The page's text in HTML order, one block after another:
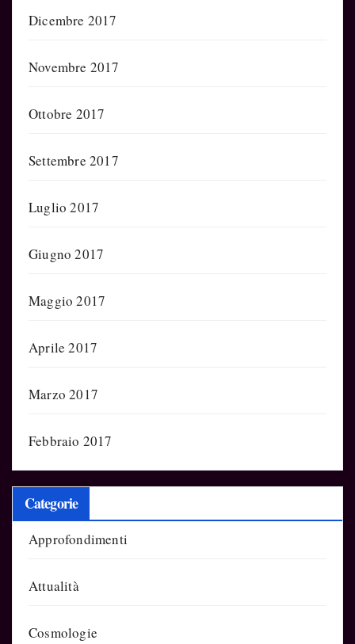
Dicembre 2017
Novembre 2017
Ottobre 2017
Settembre 2017
Luglio 2017
Giugno 2017
Maggio 2017
Aprile 2017
Marzo 2017
Febbraio 2017
Categorie
Approfondimenti
Attualità
Cosmologie